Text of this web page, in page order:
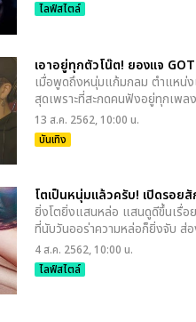
ไลฟ์สไตล์
เอาอยู่ทุกตัวโน๊ต! ยองแจ
เมื่อพูดถึงหนุ่มแก้มกลม ตำแหน่ง
สุดเพราะที่สะกดคนฟังอยู่ทุกเพลง
13 ส.ค. 2562, 10:00 น.
บันเทิง
โตเป็นหนุ่มแล้วครับ! เปิดรอย
ยิ่งโตยิ่งแสนหล่อ แสนดูดีขึ้นเรื่
ที่นับวันออร่าความหล่อก็ยิ่งจับ ส่
4 ส.ค. 2562, 10:00 น.
ไลฟ์สไตล์